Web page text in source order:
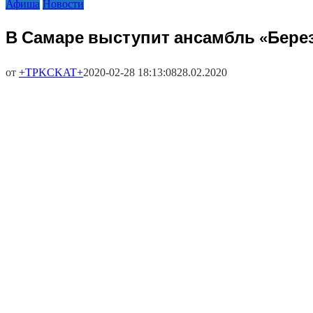
Афиша Новости
В Самаре выступит ансамбль
от +TPKCKAT+2020-02-28 18:13:0828.02.2020